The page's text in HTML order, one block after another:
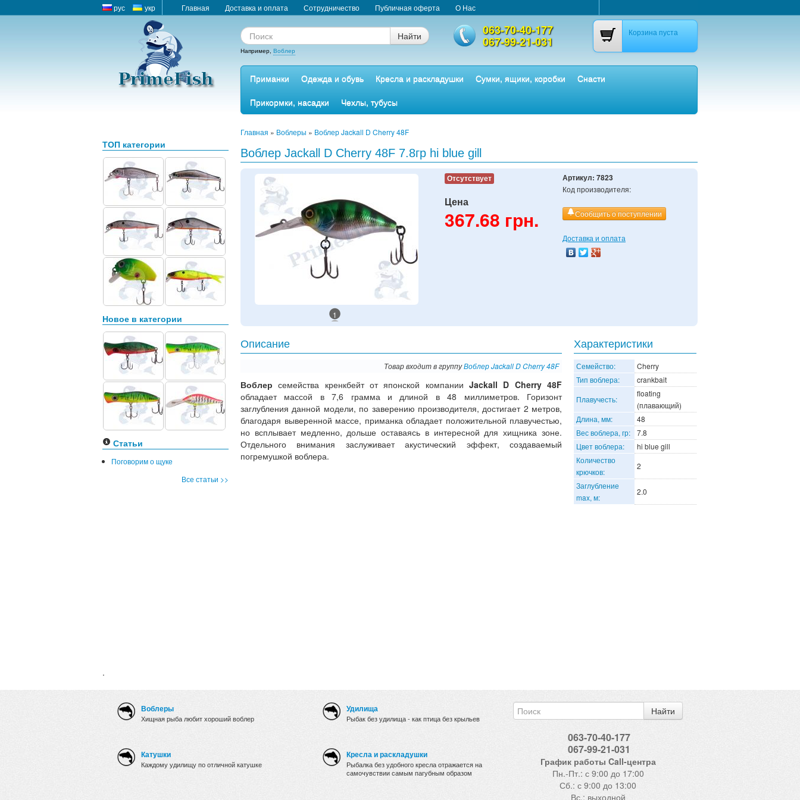
рус укр Главная Доставка и оплата Сотрудничество Публичная оферта О Нас
Найти
Например, Воблер
063-70-40-177
067-99-21-031
Корзина пуста
Приманки Одежда и обувь Кресла и раскладушки Сумки, ящики, коробки
Снасти
Прикормки, насадки
Чехлы, тубусы
ТОП категории
Новое в категории
Статьи
Поговорим о щуке
Все статьи >>
.
Главная » Воблеры » Воблер Jackall D Cherry 48F
Воблер Jackall D Cherry 48F 7.8гр hi blue gill
1
Отсутствует
Цена
367.68 грн.
Артикул: 7823
Код производителя:
Сообщить о поступлении
Доставка и оплата
Описание
Товар входит в группуВоблер Jackall D Cherry 48F
Воблер семейства кренкбейт от японской компании Jackall D Cherry 48F
обладает массой в 7,6 грамма и длиной в 48 миллиметров. Горизонт
заглубления данной модели, по заверению производителя, достигает 2 метров,
благодаря выверенной массе, приманка обладает положительной плавучестью,
но всплывает медленно, дольше оставаясь в интересной для хищника зоне.
Отдельного внимания заслуживает акустический эффект, создаваемый
погремушкой воблера.
Характеристики
Семейство:
Cherry
Тип воблера:
crankbait
Плавучесть:
floating
(плавающий)
Длина, мм:
48
Вес воблера, гр:
7.8
Цвет воблера:
hi blue gill
Количество
крючков:
2
Заглубление
max, м:
2.0
Воблеры
Хищная рыба любит хороший воблер
Катушки
Каждому удилищу по отличной катушке
Удилища
Рыбак без удилища - как птица без крыльев
Кресла и раскладушки
Рыбалка без удобного кресла отражается на
самочувствии самым пагубным образом
Найти
063-70-40-177
067-99-21-031
График работы Call-центра
Пн.-Пт.: с 9:00 до 17:00
Сб.: с 9:00 до 13:00
Вс.: выходной